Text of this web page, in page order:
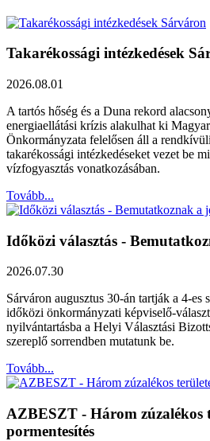
Takarékossági intézkedések
2026.08.01
A tartós hőség és a Duna rekord
energiaellátási krízis alakulhat ki
Önkormányzata felelősen áll a
takarékossági intézkedéseket vezet be
vízfogyasztás vonatkozásában.
Tovább...
Időközi választás -
2026.07.30
Sárváron augusztus 30-án tartják a 4-es
időközi önkormányzati képviselő-
nyilvántartásba a Helyi Választási
szereplő sorrendben mutatunk be.
Tovább...
AZBESZT - Három zúzalékos
pormentesítés